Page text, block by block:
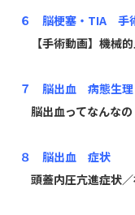
６ 脳梗塞・TIA 手
【手術動画】機械
７ 脳出血 病態生理
脳出血ってなんな
８ 脳出血 症状
頭蓋内圧亢進症状